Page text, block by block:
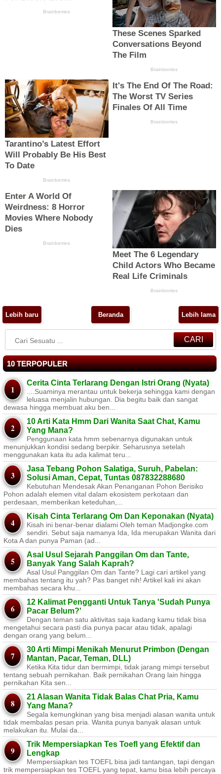
Lebih baru Lebih lama
Beranda
CARI
10 TERPOPULER
Cerita Cinta Terlarang Dengan Istri Orang (Nyata)
....Suaminya merantau untuk bekerja sehingga kami dengan
leluasa menjalin hubungan. Dia begitu baik dan sangat
dewasa hingga membuat aku ben...
10 Arti Kata Hmm Dari Wanita Saat Chat, Kamu
Yang Mana?
Penggunaan kata hmm sebenarnya digunakan untuk
menunjukkan kondisi sedang berpikir. Seharusnya setelah
menggunakan kata itu ada kalimat teru...
Jasa Tebang Pohon Salatiga, Suruh, Pabelan:
Solusi Aman, Cepat, Tuntas 087832288680
Kebutuhan Mendesak Akan Penanganan Pohon Berisiko ​
Pohon adalah elemen vital dalam ekosistem perkotaan dan
perdesaan, memberikan keteduhan,...
Kisah Cinta Terlarang Om Dan Keponakan (Nyata)
Kisah ini benar-benar dialami Oleh teman Madjongke.com
sendiri. Sebut saja namanya Ida, Ida merupakan Wanita dari
Kota A dan punya Paman (ad...
Asal Usul Sejarah Panggilan Om dan Tante,
Banyak Yang Salah Kaprah?
Asal Usul Panggilan Om dan Tante? Lagi cari artikel yang
membahas tentang itu yah? Pas banget nih! Artikel kali ini akan
membahas secara khu...
12 Kalimat Pengganti Untuk Tanya 'Sudah Punya
Pacar Belum?'
Dengan teman satu aktivitas saja kadang kamu tidak bisa
mengetahui secara pasti dia punya pacar atau tidak, apalagi
dengan orang yang belum...
30 Arti Mimpi Menikah Menurut Primbon (Dengan
Mantan, Pacar, Teman, DLL)
Ketika Kita tidur dan bermimpi, tidak jarang mimpi tersebut
tentang sebuah pernikahan. Baik pernikahan Orang lain hingga
pernikahan Kita sen...
21 Alasan Wanita Tidak Balas Chat Pria, Kamu
Yang Mana?
Segala kemungkinan yang bisa menjadi alasan wanita untuk
tidak membalas pesan pria. Wanita punya banyak alasan untuk
melakukan itu. Mulai da...
Trik Mempersiapkan Tes Toefl yang Efektif dan
Lengkap
Mempersiapkan tes TOEFL bisa jadi tantangan, tapi dengan
trik mempersiapkan tes TOEFL yang tepat, kamu bisa lebih percaya